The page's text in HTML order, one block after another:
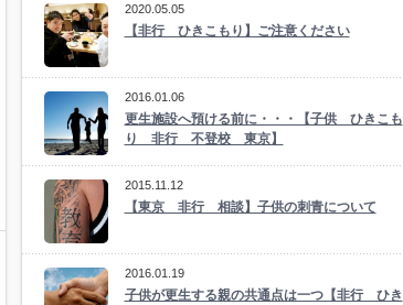
2020.05.05
【非行 ひきこもり】ご注意ください
2016.01.06
更生施設へ預ける前に・・・【子供 ひきこも
り 非行 不登校 東京】
2015.11.12
【東京 非行 相談】子供の刺青について
2016.01.19
子供が更生する親の共通点は一つ【非行 ひき